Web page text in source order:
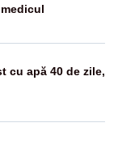
cu apă 40 de zile,